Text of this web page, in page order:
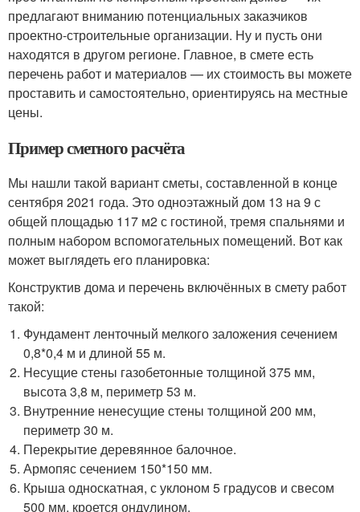
предлагают вниманию потенциальных заказчиков
проектно-строительные организации. Ну и пусть они
находятся в другом регионе. Главное, в смете есть
перечень работ и материалов — их стоимость вы можете
проставить и самостоятельно, ориентируясь на местные
цены.
Пример сметного расчёта
Мы нашли такой вариант сметы, составленной в конце
сентября 2021 года. Это одноэтажный дом 13 на 9 с
общей площадью 117 м2 с гостиной, тремя спальнями и
полным набором вспомогательных помещений. Вот как
может выглядеть его планировка:
Конструктив дома и перечень включённых в смету работ
такой:
Фундамент ленточный мелкого заложения сечением
0,8*0,4 м и длиной 55 м.
Несущие стены газобетонные толщиной 375 мм,
высота 3,8 м, периметр 53 м.
Внутренние ненесущие стены толщиной 200 мм,
периметр 30 м.
Перекрытие деревянное балочное.
Армопяс сечением 150*150 мм.
Крыша односкатная, с уклоном 5 градусов и свесом
500 мм, кроется ондулином.